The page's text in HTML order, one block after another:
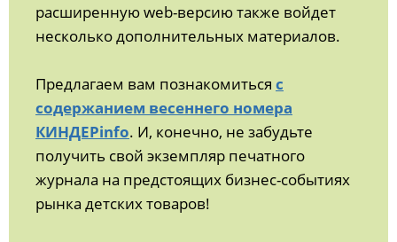
расширенную web-версию также войдет
несколько дополнительных материалов.
Предлагаем вам познакомиться с
содержанием весеннего номера
КИНДЕРinfo. И, конечно, не забудьте
получить свой экземпляр печатного
журнала на предстоящих бизнес-событиях
рынка детских товаров!